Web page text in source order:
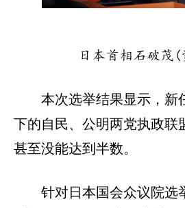
日本首相石破茂(
本次选举结果显示，新
下的自民、公明两党执政联
甚至没能达到半数。
针对日本国会众议院选